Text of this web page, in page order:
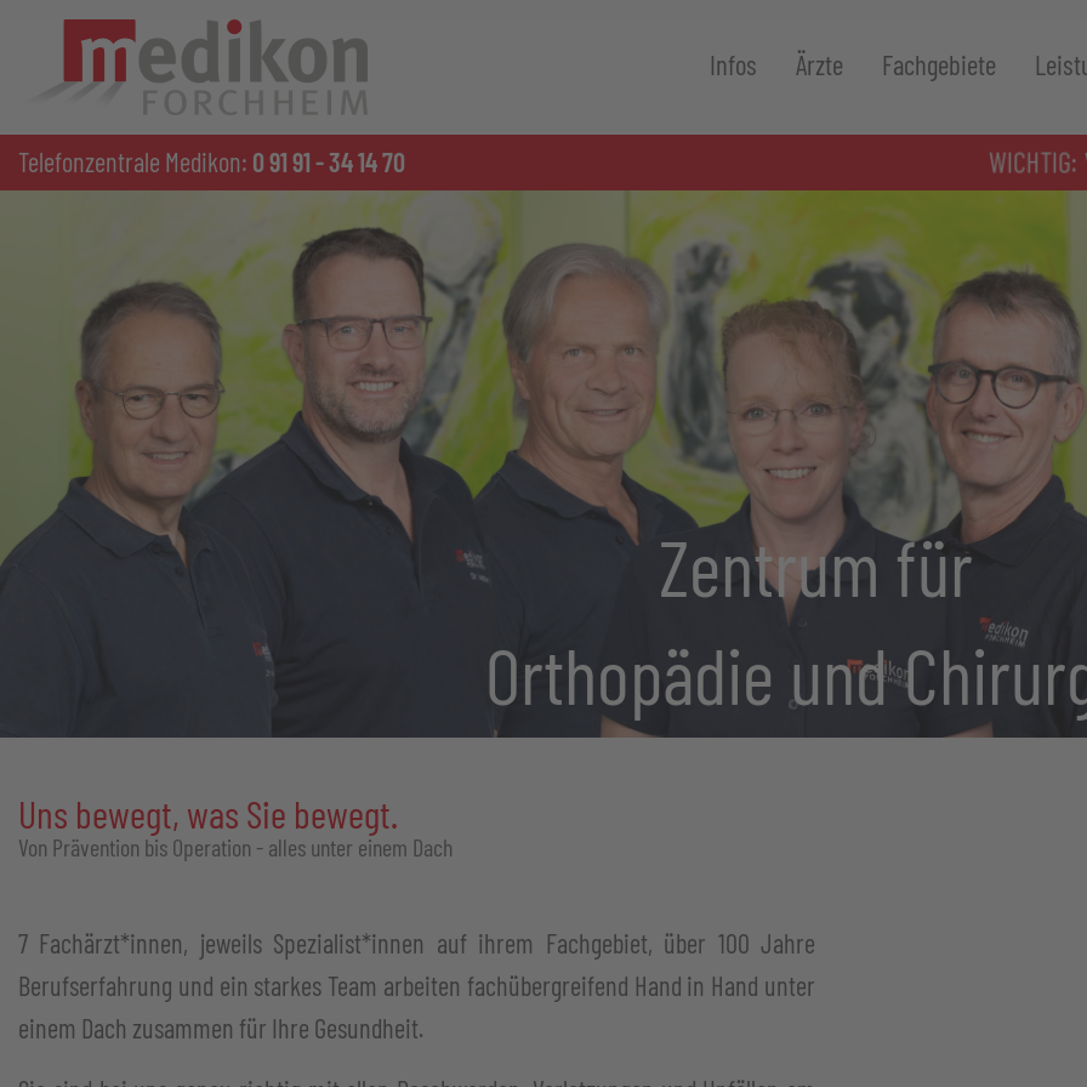
Infos Ärzte Fachgebiete
Telefonzentrale Medikon: 0 91 91 - 34 14 70 WICHTIG:
Zentrum für
Orthopädie und
Uns bewegt, was Sie bewegt.
Von Prävention bis Operation - alles unter einem Dach
7 Fachärzt*innen, jeweils Spezialist*innen auf ihrem Fachgebiet, über 100 Jahre
Berufserfahrung und ein starkes Team arbeiten fachübergreifend Hand in Hand unter
einem Dach zusammen für Ihre Gesundheit.